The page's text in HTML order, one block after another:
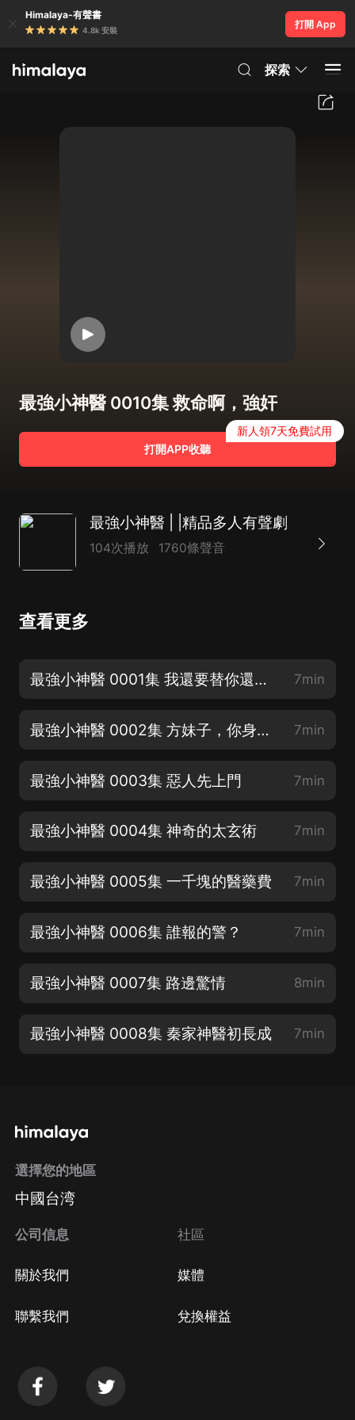
Himalaya-有聲書
4.8k 安裝
打開 App
探索
最強小神醫 0010集 救命啊，強奸
打開APP收聽
新人領7天免費試用
最強小神醫 | |精品多人有聲劇
104次播放 1760條聲音
查看更多
最強小神醫 0001集 我還要替你還債（訂閱評論每天參與紅包互動） 7min
最強小神醫 0002集 方妹子，你身材真好（訂閱評論每天參與紅包互動） 7min
最強小神醫 0003集 惡人先上門 7min
最強小神醫 0004集 神奇的太玄術 7min
最強小神醫 0005集 一千塊的醫藥費 7min
最強小神醫 0006集 誰報的警？ 7min
最強小神醫 0007集 路邊驚情 8min
最強小神醫 0008集 秦家神醫初長成 7min
選擇您的地區
中國台湾
公司信息
關於我們
聯繫我們
社區
媒體
兌換權益